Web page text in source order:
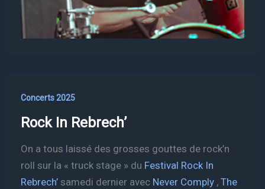
Concerts 2025
Rock In Rebrech’
On a tous laissé des grosses gouttes de rock’n
roll sur la « truck stage » du Festival Rock In
Rebrech’samedi dernier avec Never Comply, The